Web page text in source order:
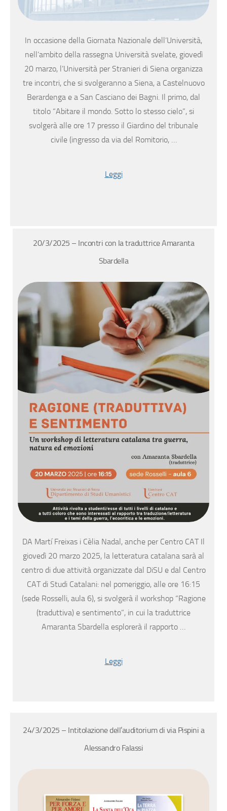
In occasione della Giornata Nazionale dell’Università,
nell’ambito della rassegna Università svelate, giovedì
20 marzo, l’Università per Stranieri di Siena organizza
tre incontri, che si svolgeranno a Siena, a Castelnuovo
Berardenga e a San Casciano dei Bagni. Il primo, dal
titolo “Abitare il mondo. Sotto lo stesso cielo”, si
svolgerà alle ore 17 presso il Giardino del tribunale
civile (ingresso da via del Romitorio, …
Leggi
20/3/2025 – Incontri con la traduttrice Amaranta
Sbardella
DA Martí Freixas i Cèlia Nadal, anche per Centro CAT Il
giovedì 20 marzo 2025, la letteratura catalana sarà al
centro di due attività organizzate dal DiSU e dal Centro
CAT di Studi Catalani: nel pomeriggio, alle ore 16:15
(sede Rosselli, aula 6), si svolgerà il workshop “Ragione
(traduttiva) e sentimento”, in cui la traduttrice
Amaranta Sbardella esplorerà il rapporto …
Leggi
24/3/2025 – Intitolazione dell’auditorium di via Pispini a
Alessandro Falassi